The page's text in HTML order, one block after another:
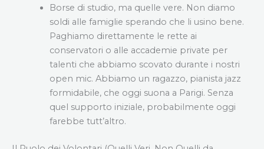
Borse di studio, ma quelle vere. Non diamo
soldi alle famiglie sperando che li usino bene.
Paghiamo direttamente le rette ai
conservatori o alle accademie private per
talenti che abbiamo scovato durante i nostri
open mic. Abbiamo un ragazzo, pianista jazz
formidabile, che oggi suona a Parigi. Senza
quel supporto iniziale, probabilmente oggi
farebbe tutt’altro.